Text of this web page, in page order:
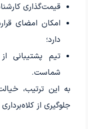
قیمت‌گذاری
امکان امضای
دارد؛
تیم پشتیبانی
شماست.
به این ترتیب،
جلوگیری از